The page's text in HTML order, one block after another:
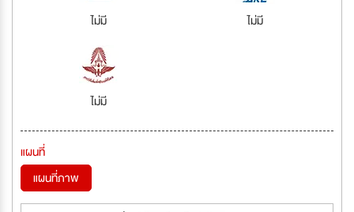
ไม่มี ไม่มี
ไม่มี
แผนที่
แผนที่ภาพ